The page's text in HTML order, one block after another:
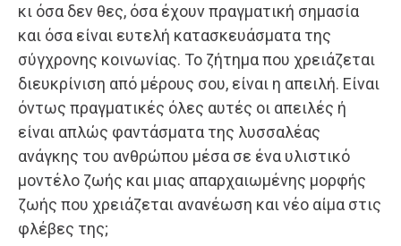
κι όσα δεν θες, όσα έχουν πραγματική σημασία
και όσα είναι ευτελή κατασκευάσματα της
σύγχρονης κοινωνίας. Το ζήτημα που χρειάζεται
διευκρίνιση από μέρους σου, είναι η απειλή. Είναι
όντως πραγματικές όλες αυτές οι απειλές ή
είναι απλώς φαντάσματα της λυσσαλέας
ανάγκης του ανθρώπου μέσα σε ένα υλιστικό
μοντέλο ζωής και μιας απαρχαιωμένης μορφής
ζωής που χρειάζεται ανανέωση και νέο αίμα στις
φλέβες της;